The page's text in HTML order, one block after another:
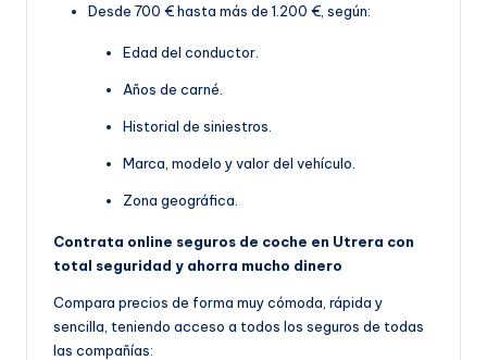
Desde 700 € hasta más de 1.200 €, según:
Edad del conductor.
Años de carné.
Historial de siniestros.
Marca, modelo y valor del vehículo.
Zona geográfica.
Contrata online seguros de coche en Utrera con
total seguridad y ahorra mucho dinero
Compara precios de forma muy cómoda, rápida y
sencilla, teniendo acceso a todos los seguros de todas
las compañías: